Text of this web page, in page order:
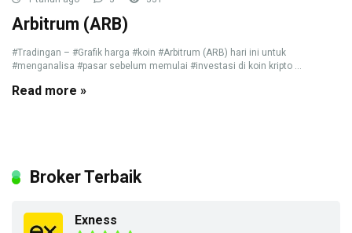
Arbitrum (ARB)
#Tradingan – #Grafik harga #koin #Arbitrum (ARB) hari ini untuk
#menganalisa #pasar sebelum memulai #investasi di koin kripto ...
Read more »
Broker Terbaik
Exness